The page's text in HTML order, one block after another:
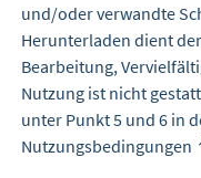
und/oder verwandte
Herunterladen dient
Bearbeitung,
Nutzung ist nicht
unter Punkt 5 und 6 in
Nutzungsbedingungen